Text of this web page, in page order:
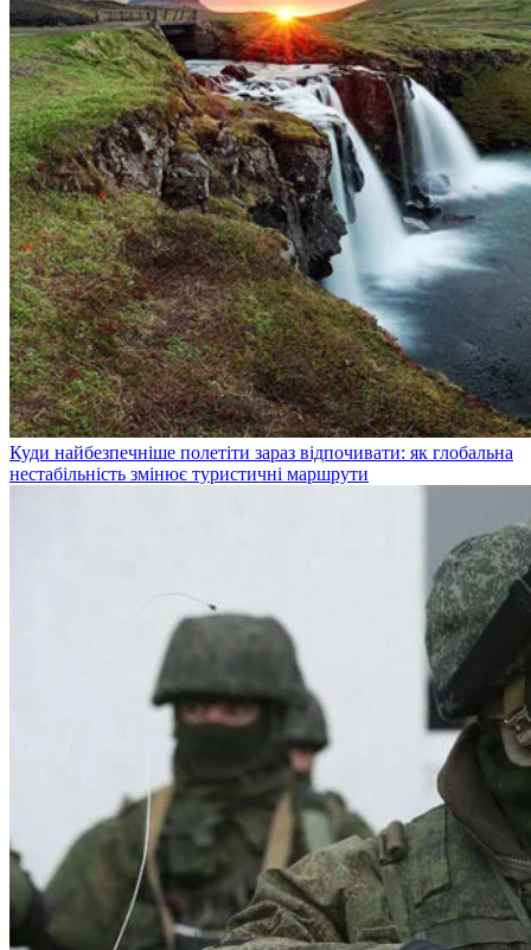
Куди найбезпечніше полетіти зараз відпочивати: як глобальна
нестабільність змінює туристичні маршрути